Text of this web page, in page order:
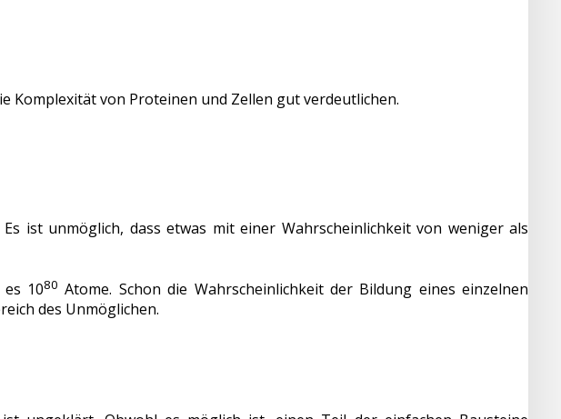
Komplexität von Proteinen und Zellen gut verdeutlichen.
ist unmöglich, dass etwas mit einer Wahrscheinlichkeit von weniger als
1080 Atome. Schon die Wahrscheinlichkeit der Bildung eines einzelnen
des Unmöglichen.